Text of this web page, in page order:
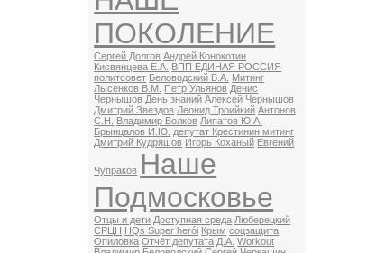
ПОКОЛЕНИЕ
Сергей Долгов Андрей Конокотин
Кисвянцева Е.А. ВПП ЕДИНАЯ РОССИЯ
политсовет Беловодский В.А. Митинг
Лысенков В.М. Петр Ульянов Денис
Чернышов День знаний Алексей Чернышов
Дмитрий Звездов Леонид Троийкий Антонов
С.Н.
Владимир Волков Липатов Ю.А.
Брынцалов И.Ю. депутат Крестинин митинг
Дмитрий Кудряшов Игорь Коханый Евгений
Чупраков Наше
Подмосковье
Отцы и дети Доступная среда Люберецкий
СРЦН HQs Super herói Крым соцзащита
Опиловка Отчёт депутата Д.А. Workout